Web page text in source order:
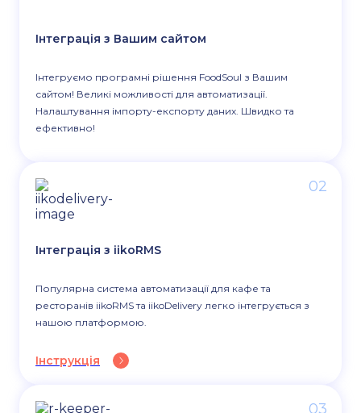
Інтеграція з Вашим сайтом
Інтегруємо програмні рішення FoodSoul з Вашим
сайтом! Великі можливості для автоматизації.
Налаштування імпорту-експорту даних. Швидко та
ефективно!
02
Інтеграція з iikoRMS
Популярна система автоматизації для кафе та
ресторанів iikoRMS та iikoDelivery легко інтегрується з
нашою платформою.
Інструкція
03